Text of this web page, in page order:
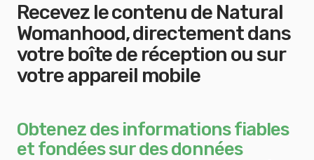
Recevez le contenu de Natural
Womanhood, directement dans
votre boîte de réception ou sur
votre appareil mobile
Obtenez des informations fiables
et fondées sur des données